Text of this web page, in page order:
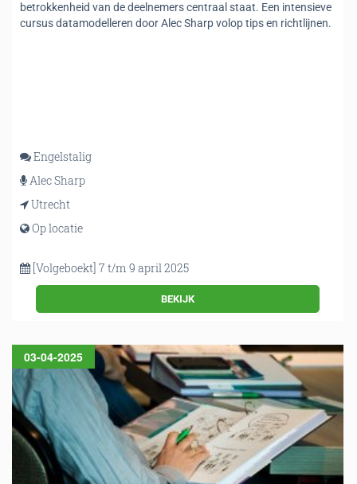
betrokkenheid van de deelnemers centraal staat. Een intensieve
cursus datamodelleren door Alec Sharp volop tips en richtlijnen.
Engelstalig
Alec Sharp
Utrecht
Op locatie
[Volgeboekt] 7 t/m 9 april 2025
BEKIJK
03-04-2025